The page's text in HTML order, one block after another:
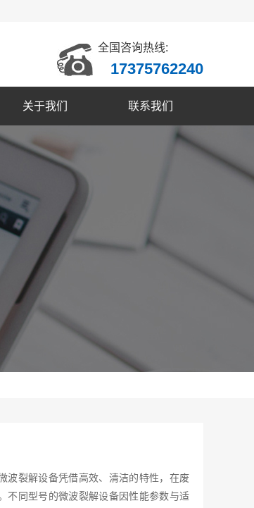
全国咨询热线:
17375762240
关于我们 联系我们
波裂解设备凭借高效、清洁的特性，在废
不同型号的微波裂解设备因性能参数与适